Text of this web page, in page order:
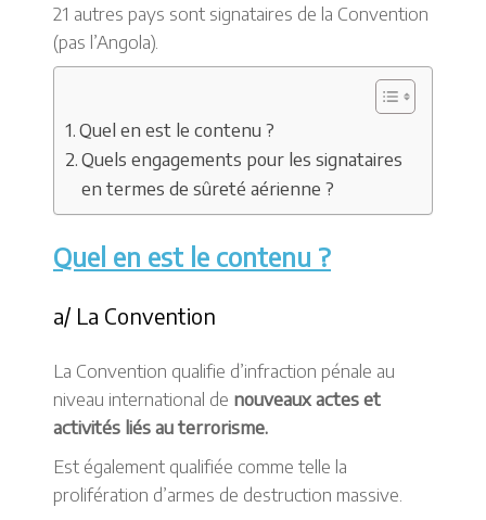
21 autres pays sont signataires de la Convention
(pas l’Angola).
Quel en est le contenu ?
Quels engagements pour les signataires
en termes de sûreté aérienne ?
Quel en est le contenu ?
a/ La Convention
La Convention qualifie d’infraction pénale au
niveau international de nouveaux actes et
activités liés au terrorisme.
Est également qualifiée comme telle la
prolifération d’armes de destruction massive.